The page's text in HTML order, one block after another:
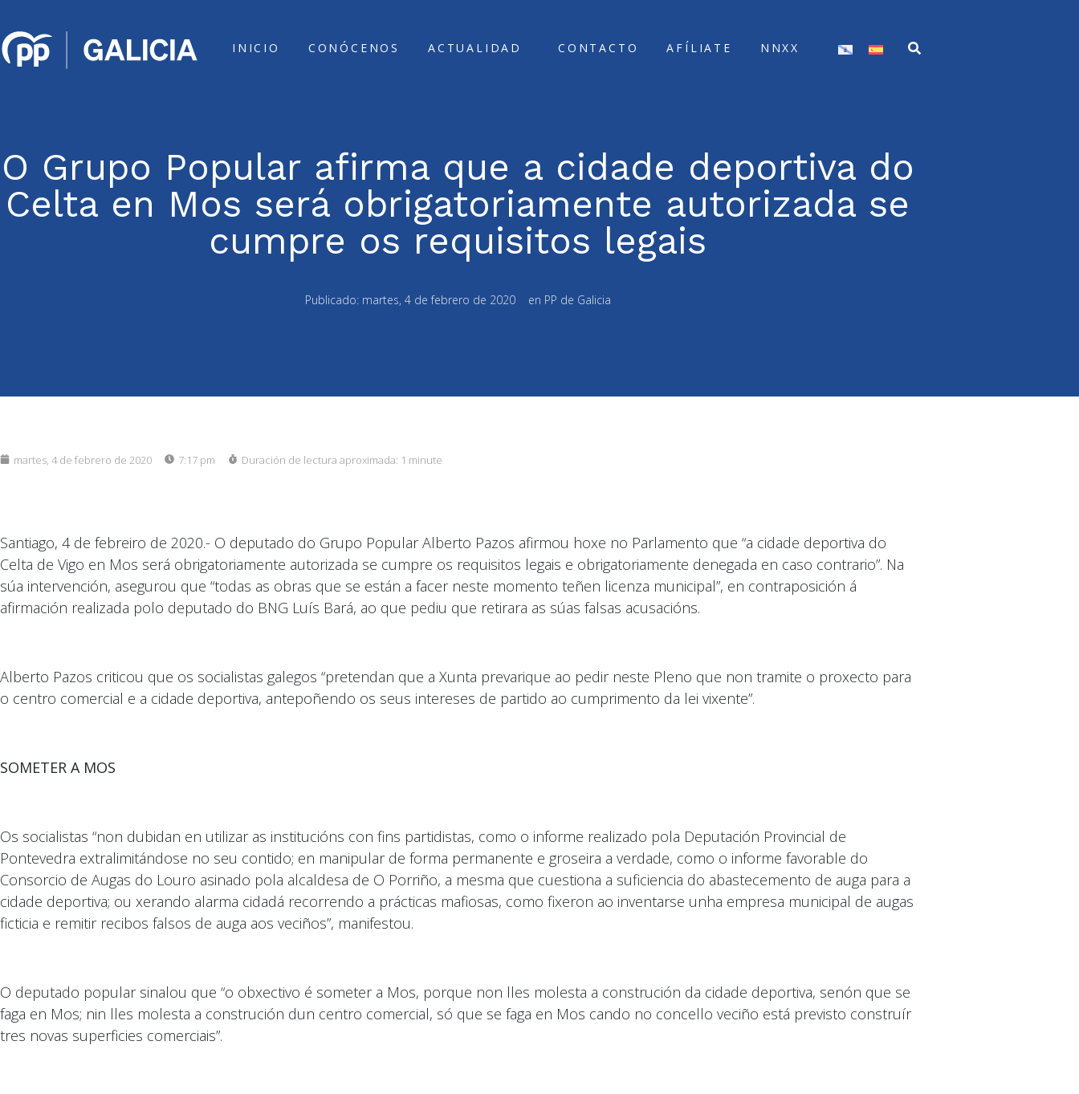
INICIO CONÓCENOS ACTUALIDAD CONTACTO AFÍLIATE NNXX
O Grupo Popular afirma que a cidade deportiva do
Celta en Mos será obrigatoriamente autorizada se
cumpre os requisitos legais
Publicado: martes, 4 de febrero de 2020 en PP de Galicia
martes, 4 de febrero de 2020 7:17 pm Duración de lectura aproximada: 1 minute
Santiago, 4 de febreiro de 2020.- O deputado do Grupo Popular Alberto Pazos afirmou hoxe no Parlamento que “a cidade deportiva do
Celta de Vigo en Mos será obrigatoriamente autorizada se cumpre os requisitos legais e obrigatoriamente denegada en caso contrario”. Na
súa intervención, asegurou que “todas as obras que se están a facer neste momento teñen licenza municipal”, en contraposición á
afirmación realizada polo deputado do BNG Luís Bará, ao que pediu que retirara as súas falsas acusacións.
Alberto Pazos criticou que os socialistas galegos “pretendan que a Xunta prevarique ao pedir neste Pleno que non tramite o proxecto para
o centro comercial e a cidade deportiva, antepoñendo os seus intereses de partido ao cumprimento da lei vixente”.
SOMETER A MOS
Os socialistas “non dubidan en utilizar as institucións con fins partidistas, como o informe realizado pola Deputación Provincial de
Pontevedra extralimitándose no seu contido; en manipular de forma permanente e groseira a verdade, como o informe favorable do
Consorcio de Augas do Louro asinado pola alcaldesa de O Porriño, a mesma que cuestiona a suficiencia do abastecemento de auga para a
cidade deportiva; ou xerando alarma cidadá recorrendo a prácticas mafiosas, como fixeron ao inventarse unha empresa municipal de augas
ficticia e remitir recibos falsos de auga aos veciños”, manifestou.
O deputado popular sinalou que “o obxectivo é someter a Mos, porque non lles molesta a construción da cidade deportiva, senón que se
faga en Mos; nin lles molesta a construción dun centro comercial, só que se faga en Mos cando no concello veciño está previsto construír
tres novas superficies comerciais”.